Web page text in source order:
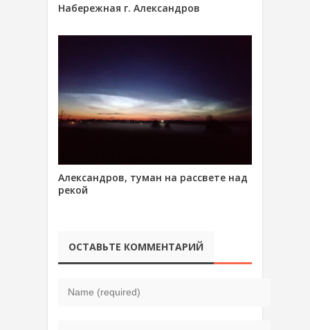
Набережная г. Александров
Александров, туман на рассвете над
рекой
ОСТАВЬТЕ КОММЕНТАРИЙ